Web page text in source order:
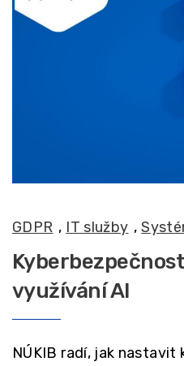
GDPR , IT služby ,
využívání AI
NÚKIB radí, jak nastavit